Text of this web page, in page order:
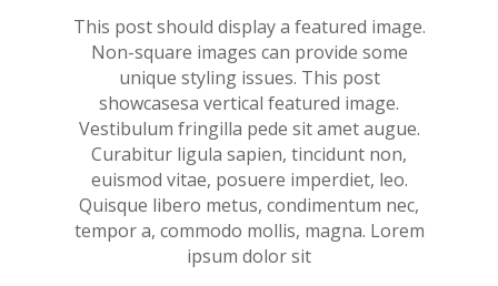
This post should display a featured image.
Non-square images can provide some
unique styling issues. This post
showcasesa vertical featured image.
Vestibulum fringilla pede sit amet augue.
Curabitur ligula sapien, tincidunt non,
euismod vitae, posuere imperdiet, leo.
Quisque libero metus, condimentum nec,
tempor a, commodo mollis, magna. Lorem
ipsum dolor sit